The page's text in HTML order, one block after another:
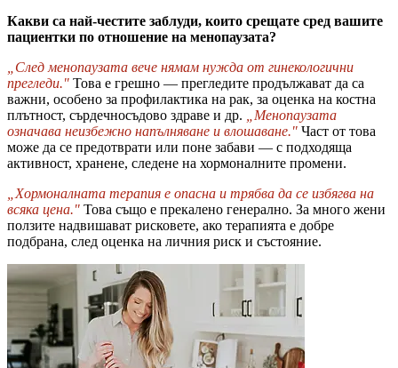
Какви са най-честите заблуди, които срещате сред вашите
пациентки по отношение на менопаузата?
„След менопаузата вече нямам нужда от гинекологични
прегледи." Това е грешно — прегледите продължават да са
важни, особено за профилактика на рак, за оценка на костна
плътност, сърдечносъдово здраве и др. „Менопаузата
означава неизбежно напълняване и влошаване." Част от това
може да се предотврати или поне забави — с подходяща
активност, хранене, следене на хормоналните промени.
„Хормоналната терапия е опасна и трябва да се избягва на
всяка цена." Това също е прекалено генерално. За много жени
ползите надвишават рисковете, ако терапията е добре
подбрана, след оценка на личния риск и състояние.